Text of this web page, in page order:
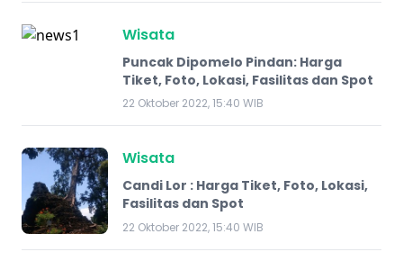
Wisata
Puncak Dipomelo Pindan: Harga
Tiket, Foto, Lokasi, Fasilitas dan Spot
22 Oktober 2022, 15:40 WIB
Wisata
Candi Lor : Harga Tiket, Foto, Lokasi,
Fasilitas dan Spot
22 Oktober 2022, 15:40 WIB